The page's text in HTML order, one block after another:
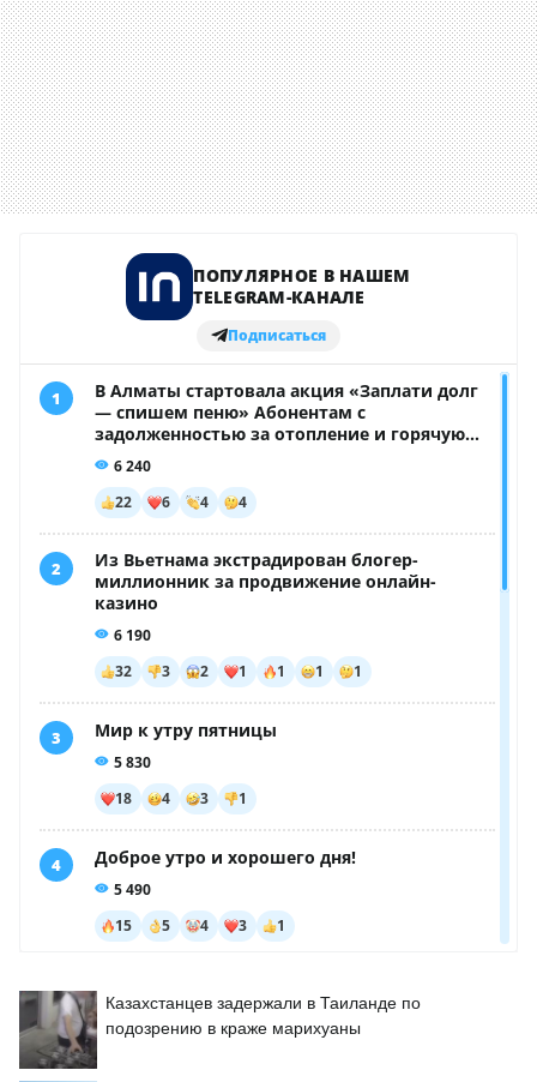
Казахстанцев задержали в Таиланде по
подозрению в краже марихуаны